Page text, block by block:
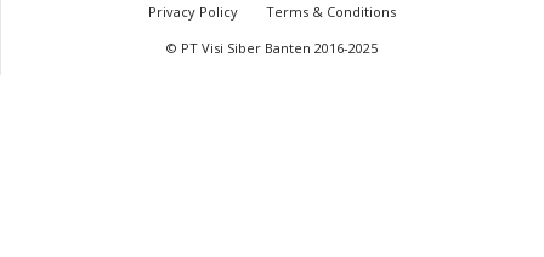
Privacy Policy
Terms & Conditions
© PT Visi Siber Banten 2016-2025